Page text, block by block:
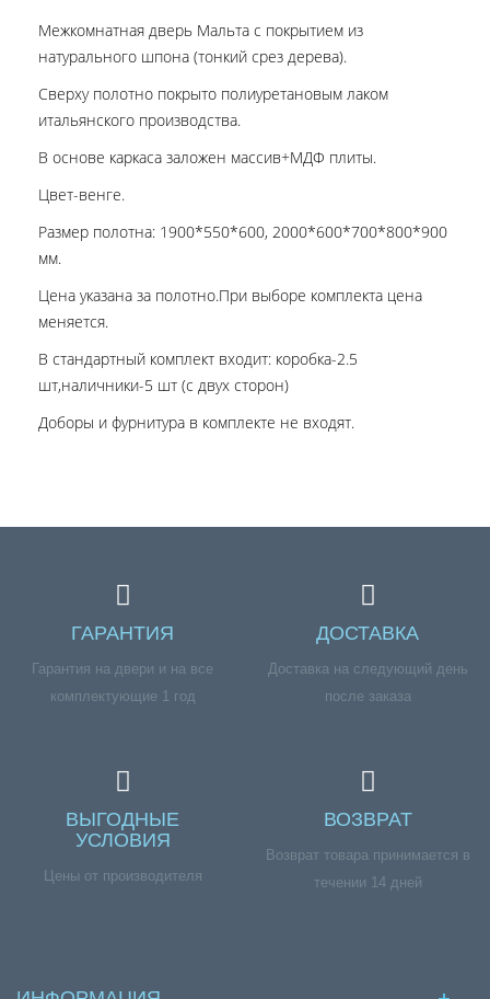
Межкомнатная дверь Мальта с покрытием из
натурального шпона (тонкий срез дерева).
Сверху полотно покрыто полиуретановым лаком
итальянского производства.
В основе каркаса заложен массив+МДФ плиты.
Цвет-венге.
Размер полотна: 1900*550*600, 2000*600*700*800*900
мм.
Цена указана за полотно.При выборе комплекта цена
меняется.
В стандартный комплект входит: коробка-2.5
шт,наличники-5 шт (с двух сторон)
Доборы и фурнитура в комплекте не входят.
ГАРАНТИЯ
Гарантия на двери и на все
комплектующие 1 год
ДОСТАВКА
Доставка на следующий день
после заказа
ВЫГОДНЫЕ
УСЛОВИЯ
Цены от производителя
ВОЗВРАТ
Возврат товара принимается в
течении 14 дней